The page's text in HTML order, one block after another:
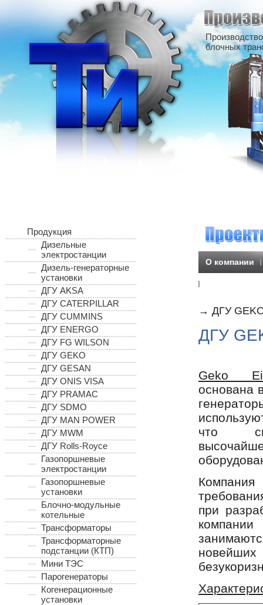
блочных
О компании
→ ДГУ
ДГУ
Geko
основана
что
Компания
при
новейших
Продукция
Дизельные
электростанции
Дизель-генераторные
установки
ДГУ AKSA
ДГУ CATERPILLAR
ДГУ CUMMINS
ДГУ ENERGO
ДГУ FG WILSON
ДГУ GEKO
ДГУ GESAN
ДГУ ONIS VISA
ДГУ PRAMAC
ДГУ SDMO
ДГУ MAN POWER
ДГУ MWM
ДГУ Rolls-Royce
Газопоршневые
электростанции
Газопоршневые
установки
Блочно-модульные
котельные
Трансформаторы
Трансформаторные
подстанции (КТП)
Мини ТЭС
Парогенераторы
Когенерационные
установки